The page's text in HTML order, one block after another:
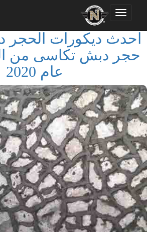
Toggle
navigation
احدث ديكورات الحجر
حجر دبش تكاسى من
عام 2020